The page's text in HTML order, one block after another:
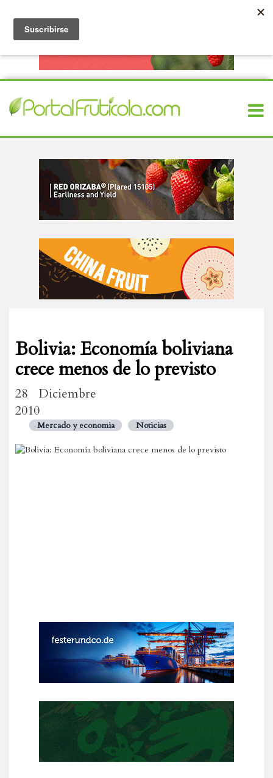
Bolivia: Economía boliviana
crece menos de lo previsto
28 Diciembre
2010
Mercado y economia Noticias